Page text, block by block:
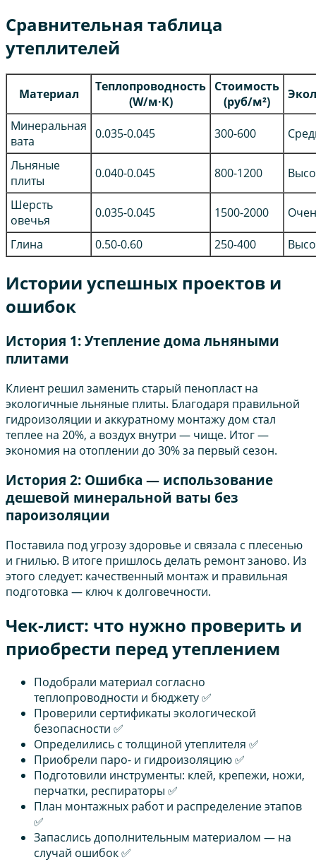
Сравнительная таблица
утеплителей
Материал
Теплопроводность
(W/м·К)
Стоимость
(руб/м²)
Минеральная
вата
0.035-0.045 300-600
Льняные
плиты
0.040-0.045 800-1200
Шерсть
овечья
0.035-0.045 1500-2000
Глина 0.50-0.60 250-400
Истории успешных проектов и
ошибок
История 1: Утепление дома льняными
плитами
Клиент решил заменить старый пенопласт на
экологичные льняные плиты. Благодаря правильной
гидроизоляции и аккуратному монтажу дом стал
теплее на 20%, а воздух внутри — чище. Итог —
экономия на отоплении до 30% за первый сезон.
История 2: Ошибка — использование
дешевой минеральной ваты без
пароизоляции
Поставила под угрозу здоровье и связала с плесенью
и гнилью. В итоге пришлось делать ремонт заново. Из
этого следует: качественный монтаж и правильная
подготовка — ключ к долговечности.
Чек-лист: что нужно проверить и
приобрести перед утеплением
Подобрали материал согласно
теплопроводности и бюджету ✅
Проверили сертификаты экологической
безопасности ✅
Определились с толщиной утеплителя ✅
Приобрели паро- и гидроизоляцию ✅
Подготовили инструменты: клей, крепежи, ножи,
перчатки, респираторы ✅
План монтажных работ и распределение этапов
✅
Запаслись дополнительным материалом — на
случай ошибок ✅